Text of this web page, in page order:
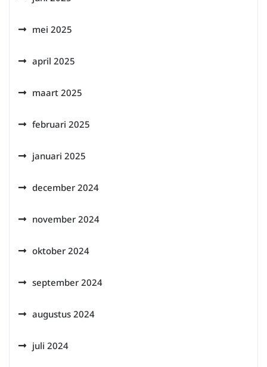
mei 2025
april 2025
maart 2025
februari 2025
januari 2025
december 2024
november 2024
oktober 2024
september 2024
augustus 2024
juli 2024